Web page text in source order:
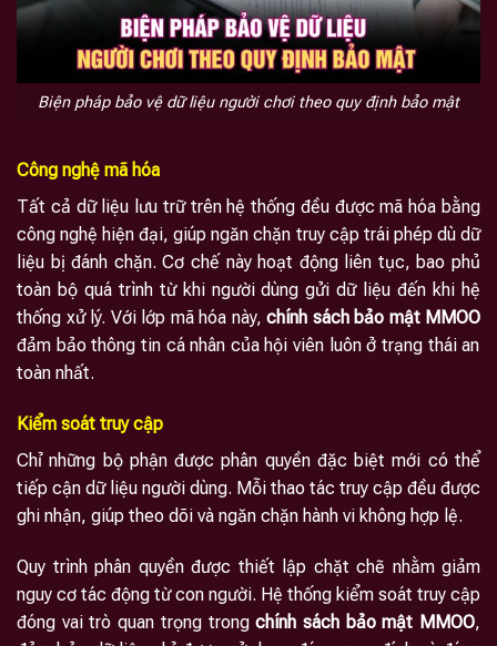
Biện pháp bảo vệ dữ liệu người chơi theo quy định bảo mật
Công nghệ mã hóa
Tất cả dữ liệu lưu trữ trên hệ thống đều được mã hóa bằng
công nghệ hiện đại, giúp ngăn chặn truy cập trái phép dù dữ
liệu bị đánh chặn. Cơ chế này hoạt động liên tục, bao phủ
toàn bộ quá trình từ khi người dùng gửi dữ liệu đến khi hệ
thống xử lý. Với lớp mã hóa này, chính sách bảo mật MMOO
đảm bảo thông tin cá nhân của hội viên luôn ở trạng thái an
toàn nhất.
Kiểm soát truy cập
Chỉ những bộ phận được phân quyền đặc biệt mới có thể
tiếp cận dữ liệu người dùng. Mỗi thao tác truy cập đều được
ghi nhận, giúp theo dõi và ngăn chặn hành vi không hợp lệ.
Quy trình phân quyền được thiết lập chặt chẽ nhằm giảm
nguy cơ tác động từ con người. Hệ thống kiểm soát truy cập
đóng vai trò quan trọng trongchính sách bảo mật MMOO,